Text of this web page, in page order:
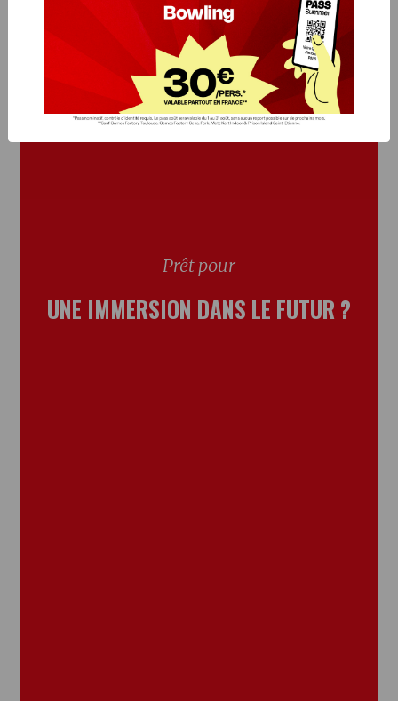
Prêt pour
UNE IMMERSION DANS LE FUTUR ?